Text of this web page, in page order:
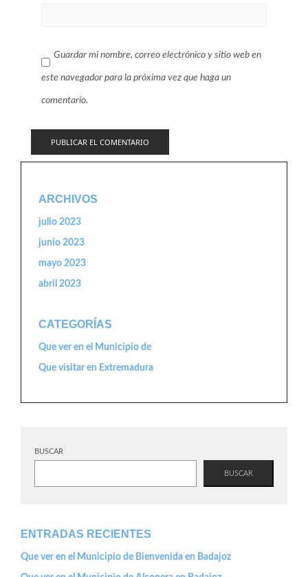
Guardar mi nombre, correo electrónico y sitio web en
este navegador para la próxima vez que haga un
comentario.
ARCHIVOS
julio 2023
junio 2023
mayo 2023
abril 2023
CATEGORÍAS
Que ver en el Municipio de
Que visitar en Extremadura
BUSCAR
BUSCAR
ENTRADAS RECIENTES
Que ver en el Municipio de Bienvenida en Badajoz